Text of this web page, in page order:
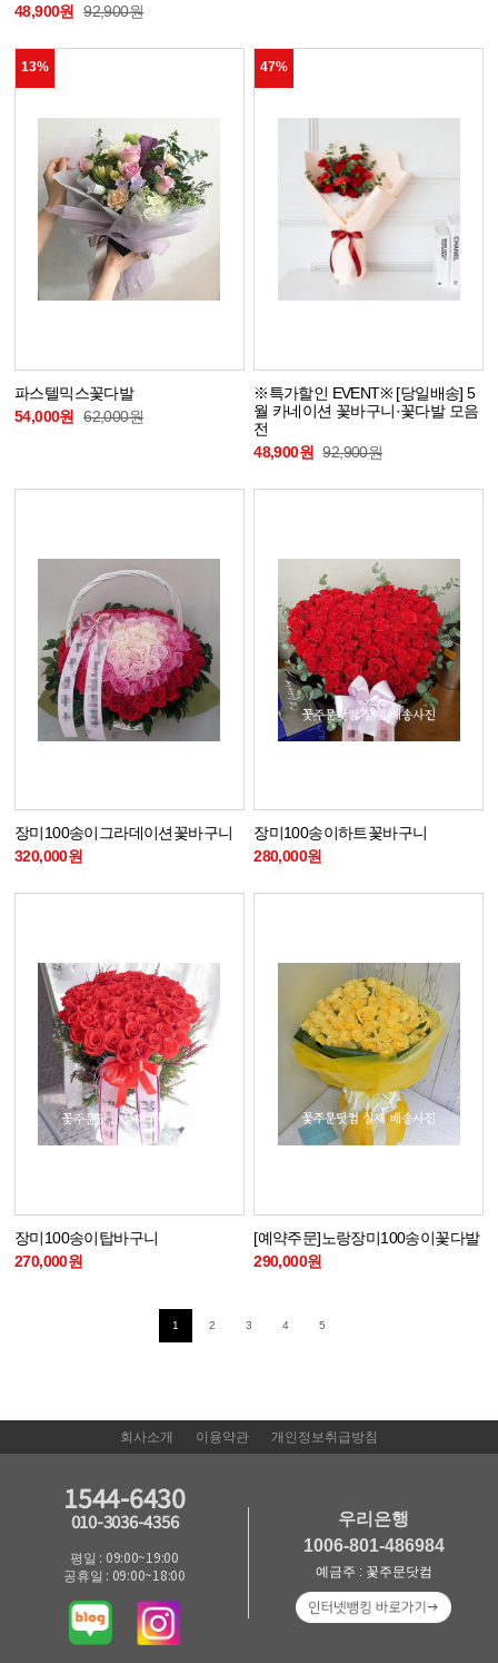
48,900원 92,900원
13%
파스텔믹스꽃다발
54,000원
62,000원
47%
※특가할인 EVENT※ [당일배송] 5
월 카네이션 꽃바구니·꽃다발 모음
전
48,900원
92,900원
장미100송이그라데이션꽃바구니
320,000원
장미100송이하트꽃바구니
280,000원
장미100송이탑바구니
270,000원
[예약주문]노랑장미100송이꽃다발
290,000원
1 2 3 4 5
회사소개 이용약관 개인정보취급방침
1544-6430
010-3036-4356
평일 : 09:00~19:00
공휴일 : 09:00~18:00
우리은행
1006-801-486984
예금주 : 꽃주문닷컴